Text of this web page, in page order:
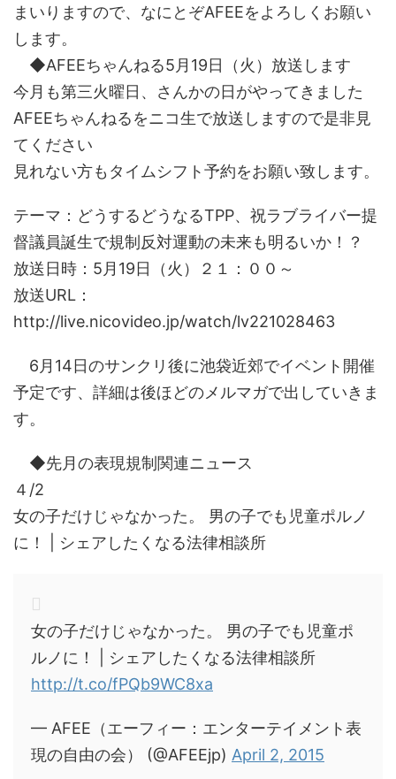
まいりますので、なにとぞAFEEをよろしくお願い
します。
◆AFEEちゃんねる5月19日（火）放送します
今月も第三火曜日、さんかの日がやってきました
AFEEちゃんねるをニコ生で放送しますので是非見
てください
見れない方もタイムシフト予約をお願い致します。
テーマ：どうするどうなるTPP、祝ラブライバー提
督議員誕生で規制反対運動の未来も明るいか！？
放送日時：5月19日（火）２１：００～
放送URL：
http://live.nicovideo.jp/watch/lv221028463
6月14日のサンクリ後に池袋近郊でイベント開催
予定です、詳細は後ほどのメルマガで出していきま
す。
◆先月の表現規制関連ニュース
４/2
女の子だけじゃなかった。 男の子でも児童ポルノ
に！ | シェアしたくなる法律相談所
女の子だけじゃなかった。 男の子でも児童ポ
ルノに！ | シェアしたくなる法律相談所
http://t.co/fPQb9WC8xa
— AFEE（エーフィー：エンターテイメント表
現の自由の会） (@AFEEjp) April 2, 2015